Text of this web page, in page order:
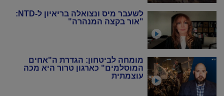
לשעבר מיס ונצואלה בריאיון ל-NTD:
"אור בקצה המנהרה"
מומחה לביטחון: הגדרת ה"אחים
המוסלמים" כארגון טרור היא מכה
עוצמתית